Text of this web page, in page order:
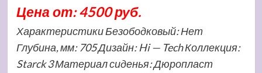
Цена от: 4500 руб.
Характеристики Безободковый: Нет
Глубина, мм: 705 Дизайн: Hi — Tech Коллекция:
Starck 3 Материал сиденья: Дюропласт